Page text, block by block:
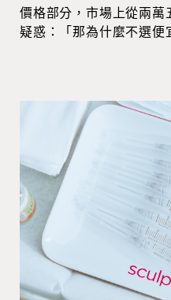
價格部分，市場上從兩
疑惑：「那為什麼不選便